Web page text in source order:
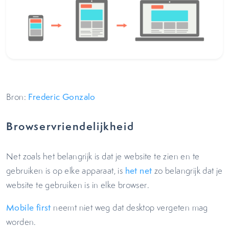
Bron: Frederic Gonzalo
Browservriendelijkheid
Net zoals het belangrijk is dat je website te zien en te
gebruiken is op elke apparaat, is het net zo belangrijk dat je
website te gebruiken is in elke browser.
Mobile first neemt niet weg dat desktop vergeten mag
worden.